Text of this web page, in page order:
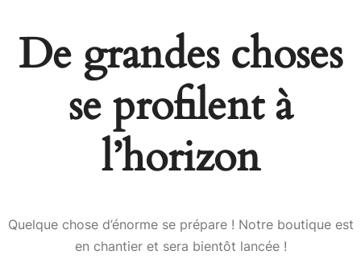
De grandes choses
se profilent à
l’horizon
Quelque chose d’énorme se prépare ! Notre boutique est
en chantier et sera bientôt lancée !